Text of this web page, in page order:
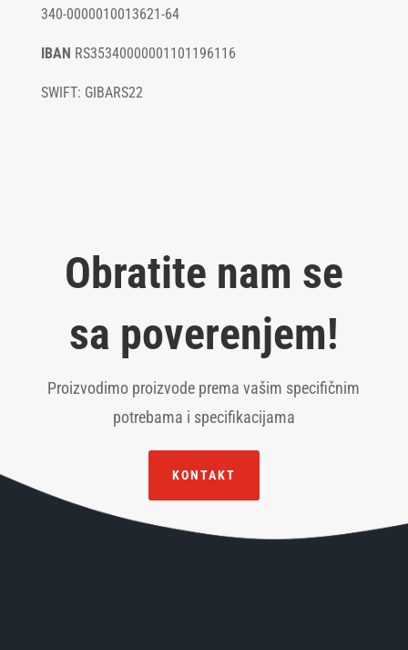
340-0000010013621-64
IBAN RS35340000001101196116
SWIFT: GIBARS22
Obratite nam se
sa poverenjem!
Proizvodimo proizvode prema vašim specifičnim
potrebama i specifikacijama
KONTAKT